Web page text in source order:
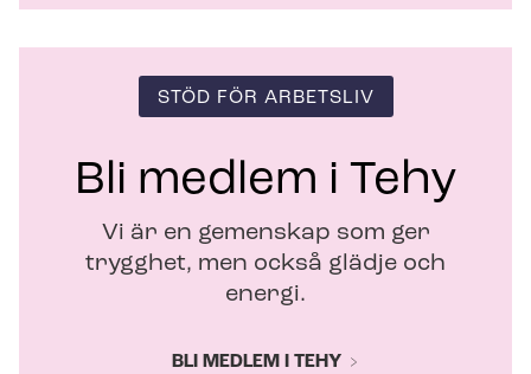
STÖD FÖR ARBETSLIV
Bli medlem i Tehy
Vi är en gemenskap som ger
trygghet, men också glädje och
energi.
BLI MEDLEM I TEHY